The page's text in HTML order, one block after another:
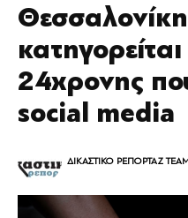
24χρονης
social media
ΔΙΚΑΣΤΙΚΟ ΡΕΠΟΡΤΑΖ